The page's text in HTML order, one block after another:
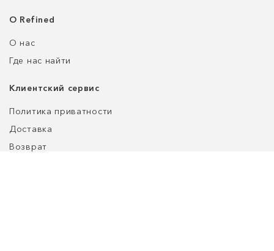
О Refined
О нас
Где нас найти
Клиентский сервис
Политика приватности
Доставка
Возврат